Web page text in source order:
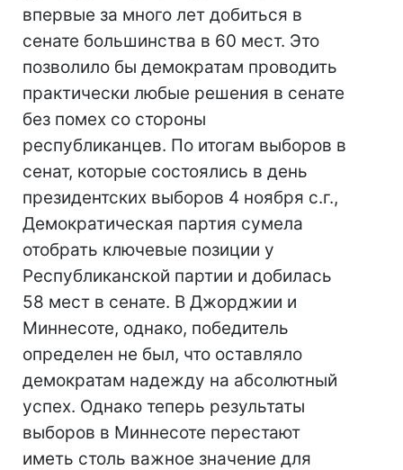
впервые за много лет добиться в
сенате большинства в 60 мест. Это
позволило бы демократам проводить
практически любые решения в сенате
без помех со стороны
республиканцев. По итогам выборов в
сенат, которые состоялись в день
президентских выборов 4 ноября с.г.,
Демократическая партия сумела
отобрать ключевые позиции у
Республиканской партии и добилась
58 мест в сенате. В Джорджии и
Миннесоте, однако, победитель
определен не был, что оставляло
демократам надежду на абсолютный
успех. Однако теперь результаты
выборов в Миннесоте перестают
иметь столь важное значение для